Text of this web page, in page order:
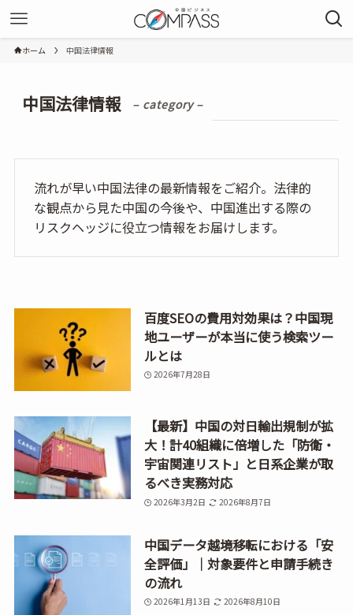
ホーム 中国法律情報
中国法律情報 – category –
流れが早い中国法律の最新情報をご紹介。法律的
な観点から見た中国の今後や、中国進出する際の
リスクヘッジに役立つ情報をお届けします。
百度SEOの費用対効果は？中国現
地ユーザーが本当に使う検索ツー
ルとは
2026年7月28日
【最新】中国の対日輸出規制が拡
大！計40組織に倍増した「防衛・
宇宙関連リスト」と日系企業が取
るべき実務対応
2026年3月2日 2026年8月7日
中国データ越境移転における「安
全評価」｜対象要件と申請手続き
の流れ
2026年1月13日 2026年8月10日